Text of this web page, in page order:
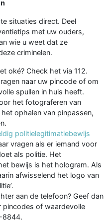
situaties direct. Deel
met uw ouders,
wie u weet dat ze
criminelen.
oké? Check het via 112.
naar uw pincode of om
spullen in huis heeft.
het fotograferen van
ophalen van pinpassen,
politielegitimatiebewijs
vragen als er iemand voor
als politie. Het
bewijs is het hologram. Als
afwisselend het logo van
aan de telefoon? Geef dan
pincodes of waardevolle
8844.